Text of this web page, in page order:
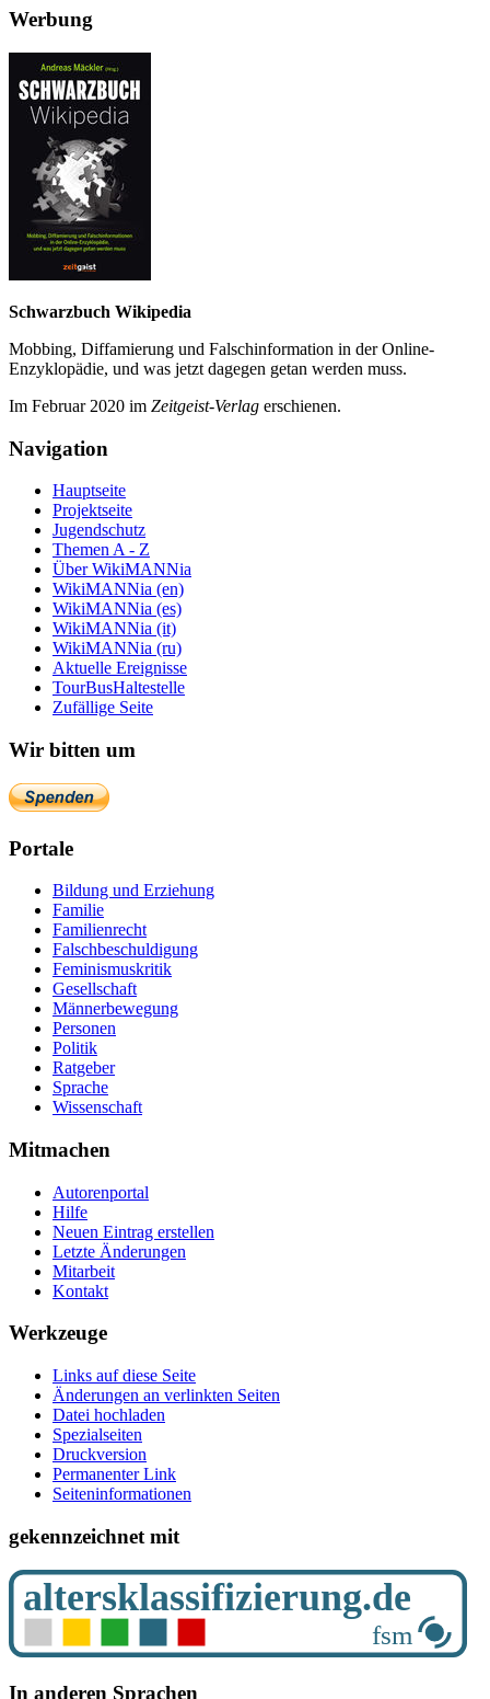
Werbung
Schwarzbuch Wikipedia
Mobbing, Diffamierung und Falsch­information in der Online-
Enzyklo­pädie, und was jetzt da­gegen getan werden muss.
Im Februar 2020 im Zeit­geist-Verlag erschienen.
Navigation
Hauptseite
Projektseite
Jugendschutz
Themen A - Z
Über WikiMANNia
WikiMANNia (en)
WikiMANNia (es)
WikiMANNia (it)
WikiMANNia (ru)
Aktuelle Ereignisse
TourBusHaltestelle
Zufällige Seite
Wir bitten um
Portale
Bildung und Erziehung
Familie
Familienrecht
Falschbeschuldigung
Feminismuskritik
Gesellschaft
Männerbewegung
Personen
Politik
Ratgeber
Sprache
Wissenschaft
Mitmachen
Autorenportal
Hilfe
Neuen Eintrag erstellen
Letzte Änderungen
Mitarbeit
Kontakt
Werkzeuge
Links auf diese Seite
Änderungen an verlinkten Seiten
Datei hochladen
Spezialseiten
Druckversion
Permanenter Link
Seiten­­informationen
gekennzeichnet mit
In anderen Sprachen